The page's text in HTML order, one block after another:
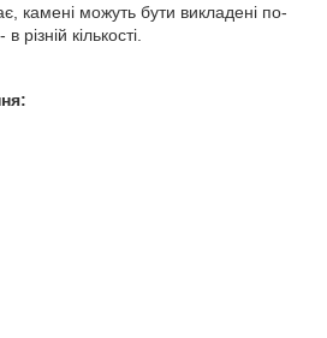
камені можуть бути викладені по-
різній кількості.